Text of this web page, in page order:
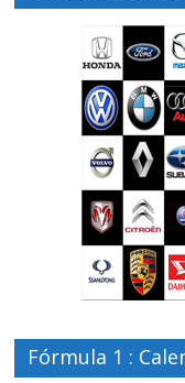
Fórmula 1 :